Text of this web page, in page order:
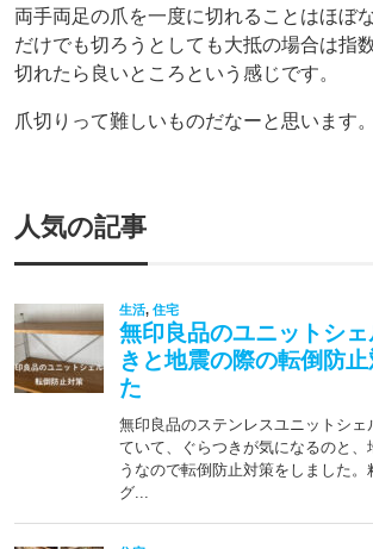
両手両足の爪を一度に切れることはほぼ
だけでも切ろうとしても大抵の場合は指
切れたら良いところという感じです。
爪切りって難しいものだなーと思います。
人気の記事